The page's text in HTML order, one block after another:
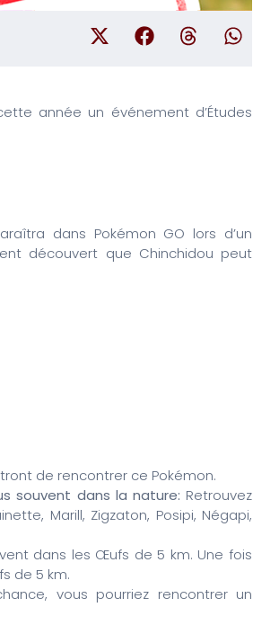
année un événement d’Études
dans Pokémon GO lors d’un
découvert que Chinchidou peut
de rencontrer ce Pokémon.
souvent dans la nature: Retrouvez
Marill, Zigzaton, Posipi, Négapi,
dans les Œufs de 5 km. Une fois
de 5 km.
vous pourriez rencontrer un